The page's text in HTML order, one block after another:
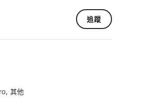
追蹤
其他